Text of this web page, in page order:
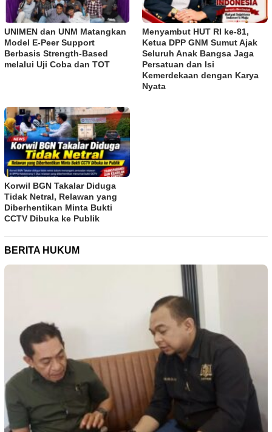
UNIMEN dan UNM Matangkan
Model E-Peer Support
Berbasis Strength-Based
melalui Uji Coba dan TOT
Menyambut HUT RI ke-81,
Ketua DPP GNM Sumut Ajak
Seluruh Anak Bangsa Jaga
Persatuan dan Isi
Kemerdekaan dengan Karya
Nyata
Korwil BGN Takalar Diduga
Tidak Netral, Relawan yang
Diberhentikan Minta Bukti
CCTV Dibuka ke Publik
BERITA HUKUM